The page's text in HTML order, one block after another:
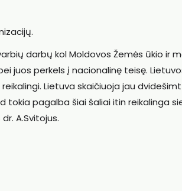
darbų kol Moldovos Žemės ūkio ir
juos perkels į nacionalinę teisę.
Lietuva skaičiuoja jau dvidešimt
tokia pagalba šiai šaliai itin reikalinga
A.Svitojus.